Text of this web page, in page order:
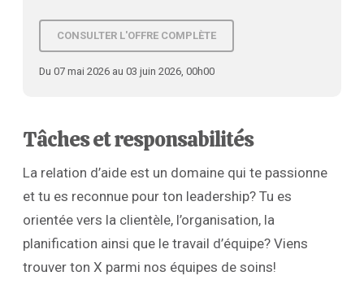
CONSULTER L'OFFRE COMPLÈTE
Du 07 mai 2026 au 03 juin 2026, 00h00
Tâches et responsabilités
La relation d’aide est un domaine qui te passionne
et tu es reconnue pour ton leadership? Tu es
orientée vers la clientèle, l’organisation, la
planification ainsi que le travail d’équipe? Viens
trouver ton X parmi nos équipes de soins!